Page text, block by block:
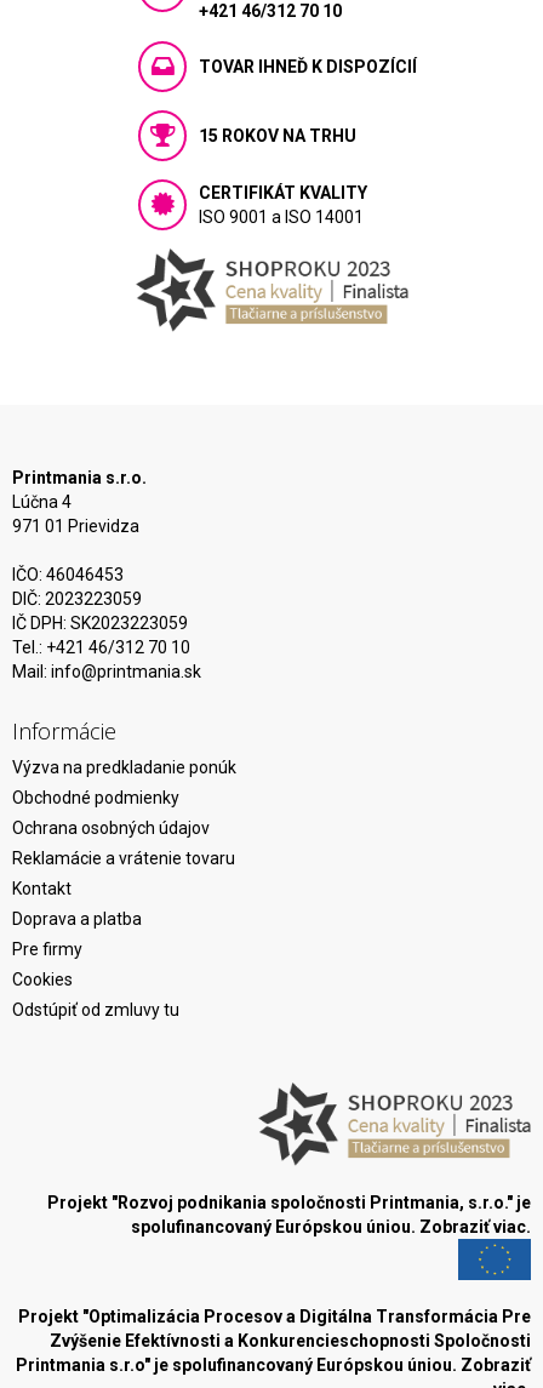
+421 46/312 70 10
TOVAR IHNEĎ K DISPOZÍCIÍ
15 ROKOV NA TRHU
CERTIFIKÁT KVALITY
ISO 9001 a ISO 14001
Printmania s.r.o.
Lúčna 4
971 01 Prievidza
IČO: 46046453
DIČ: 2023223059
IČ DPH: SK2023223059
Tel.: +421 46/312 70 10
Mail: info@printmania.sk
Informácie
Výzva na predkladanie ponúk
Obchodné podmienky
Ochrana osobných údajov
Reklamácie a vrátenie tovaru
Kontakt
Doprava a platba
Pre firmy
Cookies
Odstúpiť od zmluvy tu
Projekt "Rozvoj podnikania spoločnosti Printmania, s.r.o." je
spolufinancovaný Európskou úniou. Zobraziť viac.
Projekt "Optimalizácia Procesov a Digitálna Transformácia Pre
Zvýšenie Efektívnosti a Konkurencieschopnosti Spoločnosti
Printmania s.r.o" je spolufinancovaný Európskou úniou. Zobraziť